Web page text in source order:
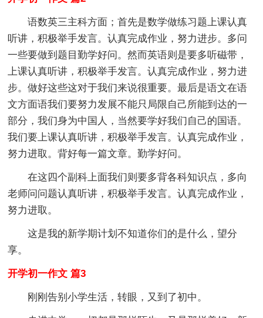
语数英三主科方面；首先是数学做练习题上课认真
听讲，积极举手发言。认真完成作业，努力进步。多问
一些要做到题目勤学好问。然而英语则是要多听磁带，
上课认真听讲，积极举手发言。认真完成作业，努力进
步。做好这些这对于我们来说很重要。最后是语文在语
文方面语我们要努力发展不能只局限自己所能到达的一
部分，我们身为中国人，当然要学好我们自己的国语。
我们要上课认真听讲，积极举手发言。认真完成作业，
努力进取。背好每一篇文章。勤学好问。
在这四个副科上面我们则要多背各科知识点，多向
老师问问题认真听讲，积极举手发言。认真完成作业，
努力进取。
这是我的新学期计划不知道你们的是什么，望分
享。
开学初一作文 篇3
刚刚告别小学生活，转眼，又到了初中。